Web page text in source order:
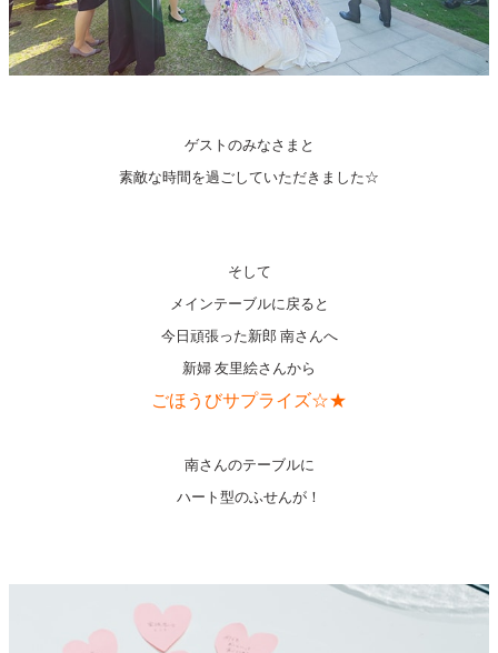
ゲストのみなさまと
素敵な時間を過ごしていただきました☆
そして
メインテーブルに戻ると
今日頑張った新郎 南さんへ
新婦 友里絵さんから
ごほうびサプライズ☆★
南さんのテーブルに
ハート型のふせんが！